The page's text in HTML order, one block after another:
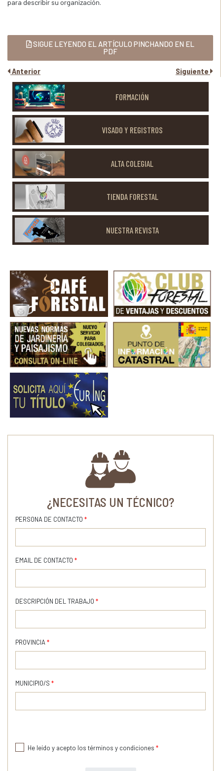
para describir su organización.
SIGUE LEYENDO EL ARTÍCULO PINCHANDO EN EL
PDF
Anterior Siguiente
FORMACIÓN
VISADO Y REGISTROS
ALTA COLEGIAL
TIENDA FORESTAL
NUESTRA REVISTA
¿NECESITAS UN TÉCNICO?
PERSONA DE CONTACTO *
EMAIL DE CONTACTO *
DESCRIPCIÓN DEL TRABAJO *
PROVINCIA *
MUNICIPIO/S *
He leído y acepto los términos y condiciones *